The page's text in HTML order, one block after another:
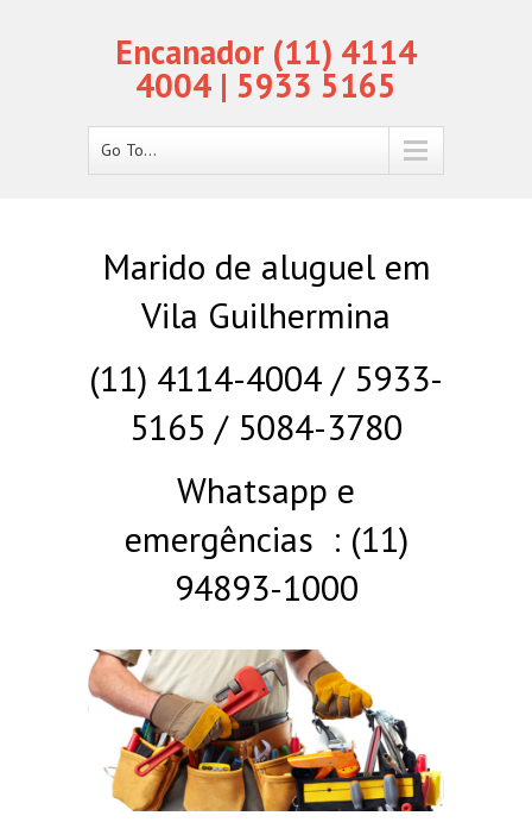
Encanador (11) 4114
4004 | 5933 5165
Go To...
Marido de aluguel em
Vila Guilhermina
(11) 4114-4004 / 5933-
5165 / 5084-3780
Whatsapp e
emergências : (11)
94893-1000